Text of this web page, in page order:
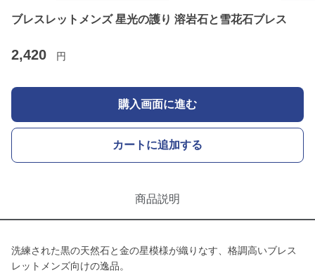
ブレスレットメンズ 星光の護り 溶岩石と雪花石ブレス
2,420 円
購入画面に進む
カートに追加する
商品説明
洗練された黒の天然石と金の星模様が織りなす、格調高いブレス
レットメンズ向けの逸品。